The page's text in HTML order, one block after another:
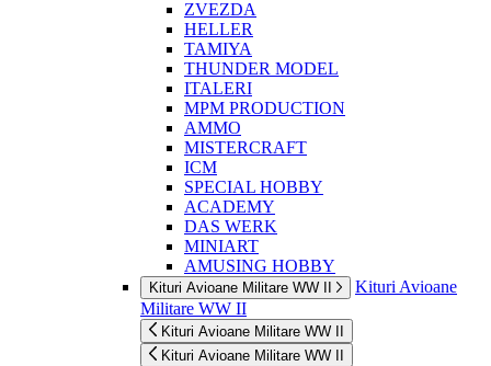
ZVEZDA
HELLER
TAMIYA
THUNDER MODEL
ITALERI
MPM PRODUCTION
AMMO
MISTERCRAFT
ICM
SPECIAL HOBBY
ACADEMY
DAS WERK
MINIART
AMUSING HOBBY
Kituri Avioane Militare WW II
Kituri Avioane
Militare WW II
Kituri Avioane Militare WW II
Kituri Avioane Militare WW II